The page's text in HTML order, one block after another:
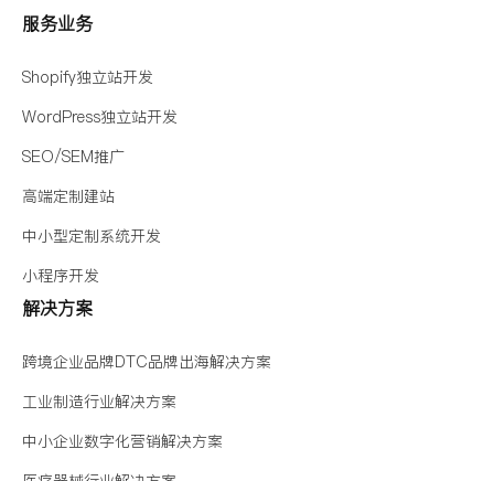
服务业务
Shopify独立站开发
WordPress独立站开发
SEO/SEM推广
高端定制建站
中小型定制系统开发
小程序开发
解决方案
跨境企业品牌DTC品牌出海解决方案
工业制造行业解决方案
中小企业数字化营销解决方案